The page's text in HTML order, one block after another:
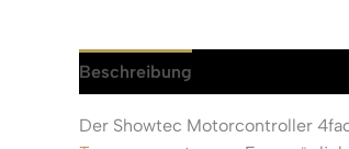
Beschreibung
Der Showtec Motorcontroller